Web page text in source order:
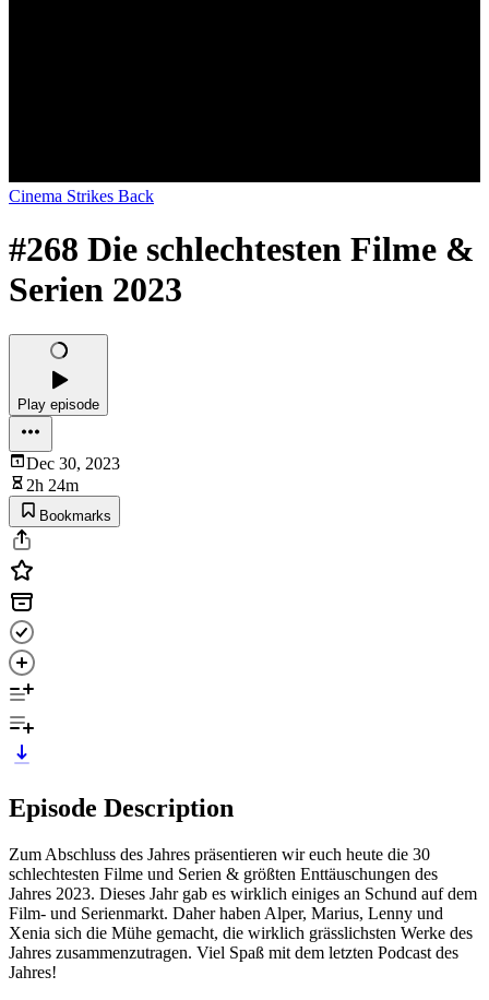
Cinema Strikes Back
#268 Die schlechtesten Filme &
Serien 2023
Play episode
Dec 30, 2023
2h 24m
Bookmarks
Episode Description
Zum Abschluss des Jahres präsentieren wir euch heute die 30
schlechtesten Filme und Serien & größten Enttäuschungen des
Jahres 2023. Dieses Jahr gab es wirklich einiges an Schund auf dem
Film- und Serienmarkt. Daher haben Alper, Marius, Lenny und
Xenia sich die Mühe gemacht, die wirklich grässlichsten Werke des
Jahres zusammenzutragen. Viel Spaß mit dem letzten Podcast des
Jahres!